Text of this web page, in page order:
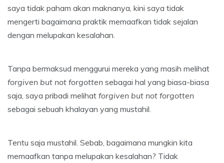
saya tidak paham akan maknanya, kini saya tidak
mengerti bagaimana praktik memaafkan tidak sejalan
dengan melupakan kesalahan.
Tanpa bermaksud menggurui mereka yang masih melihat
forgiven but not forgotten sebagai hal yang biasa-biasa
saja, saya pribadi melihat forgiven but not forgotten
sebagai sebuah khalayan yang mustahil.
Tentu saja mustahil. Sebab, bagaimana mungkin kita
memaafkan tanpa melupakan kesalahan? Tidak